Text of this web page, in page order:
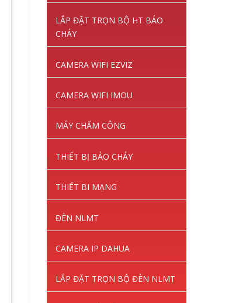
LẮP ĐẶT TRỌN BỘ HT BÁO
CHÁY
CAMERA WIFI EZVIZ
CAMERA WIFI IMOU
MÁY CHẤM CÔNG
THIẾT BỊ BÁO CHÁY
THIẾT BI MẠNG
ĐÈN NLMT
CAMERA IP DAHUA
LẮP ĐẶT TRỌN BỘ ĐÈN NLMT